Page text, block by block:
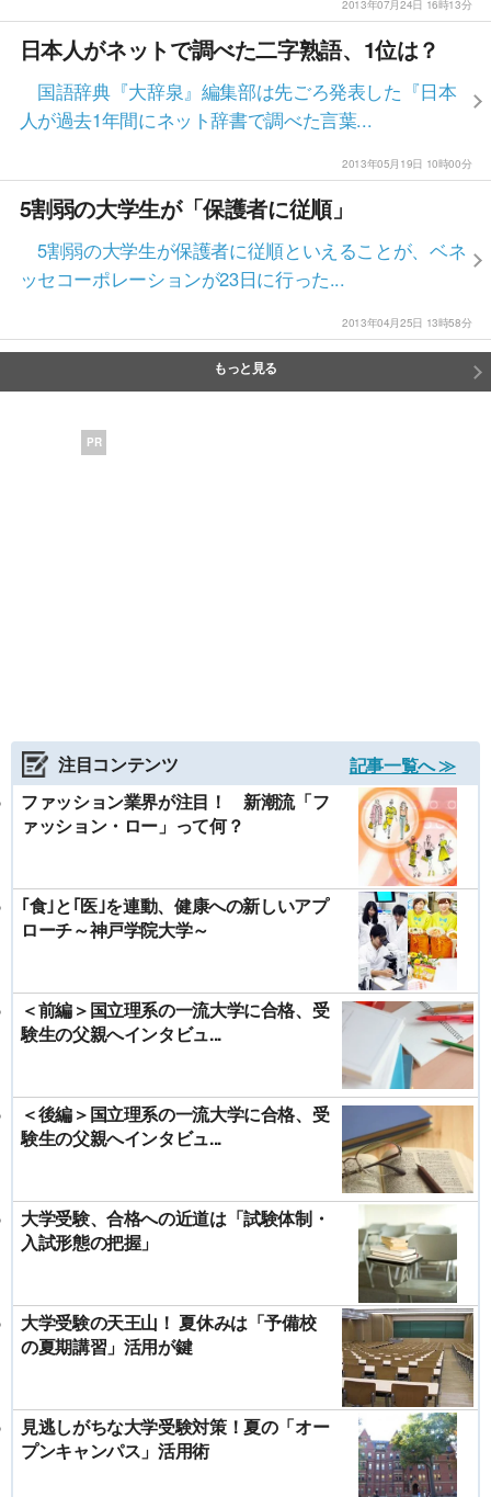
2013年07月24日 16時13分
日本人がネットで調べた二字熟語、1位は？
国語辞典『大辞泉』編集部は先ごろ発表した『日本
人が過去1年間にネット辞書で調べた言葉...
2013年05月19日 10時00分
5割弱の大学生が「保護者に従順」
5割弱の大学生が保護者に従順といえることが、ベネ
ッセコーポレーションが23日に行った...
2013年04月25日 13時58分
もっと見る
PR
注目コンテンツ
記事一覧へ ≫
ファッション業界が注目！ 新潮流「フ
ァッション・ロー」って何？
｢食｣と｢医｣を連動、健康への新しいアプ
ローチ～神戸学院大学～
＜前編＞国立理系の一流大学に合格、受
験生の父親へインタビュ...
＜後編＞国立理系の一流大学に合格、受
験生の父親へインタビュ...
大学受験、合格への近道は「試験体制・
入試形態の把握」
大学受験の天王山！ 夏休みは「予備校
の夏期講習」活用が鍵
見逃しがちな大学受験対策！夏の「オー
プンキャンパス」活用術